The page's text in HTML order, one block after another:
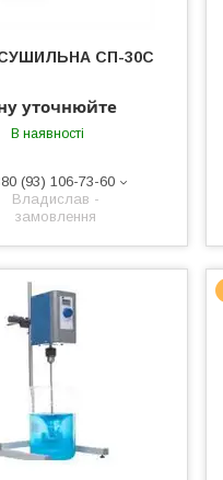
СП-30С
уточнюйте
В наявності
(93) 106-73-60
Владислав -
замовлення